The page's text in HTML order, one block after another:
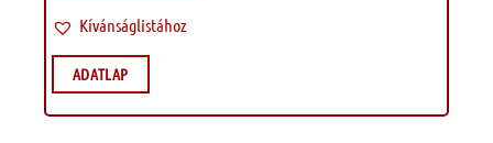
Kívánságlistához
ADATLAP